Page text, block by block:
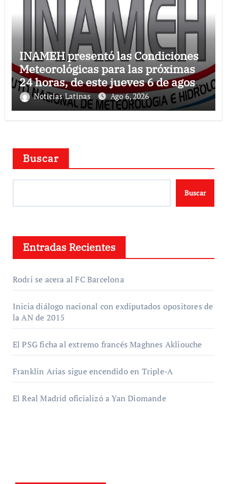
INAMEH presentó las Condiciones
Meteorológicas para las próximas
24 horas, de este jueves 6 de agosto
2026Noticias Latinas Ago 6, 2026
Buscar
Buscar
Entradas Recientes
Rodri se acera al FC Barcelona
Inicia diálogo nacional con exdiputados opositores de
la AN de 2015
El PSG ficha al extremo francés Maghnes Akliouche
Franklin Arias sigue encendido en Triple-A
El Real Madrid oficializó a Yan Diomande